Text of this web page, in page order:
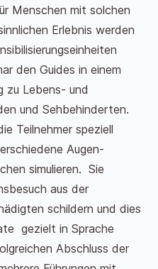
Menschen mit solchen
Erlebnis werden
den Guides in einem
zu Lebens- und
und Sehbehinderten.
Teilnehmer speziell
Augen-
simulieren. Sie
aus der
schildern und dies
gezielt in Sprache
Abschluss der